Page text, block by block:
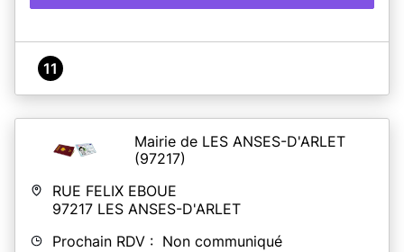
11
Mairie de LES ANSES-D'ARLET
(97217)
RUE FELIX EBOUE
97217 LES ANSES-D'ARLET
Prochain RDV : Non communiqué